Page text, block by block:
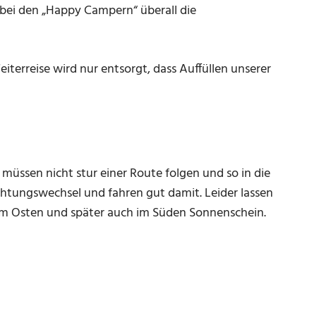
den „Happy Campern“ überall die
wird nur entsorgt, dass Auffüllen unserer
nicht stur einer Route folgen und so in die
und fahren gut damit. Leider lassen
und später auch im Süden Sonnenschein.